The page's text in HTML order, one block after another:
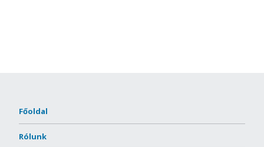
Főoldal
Rólunk